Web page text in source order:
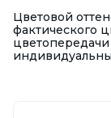
Цветовой
фактического